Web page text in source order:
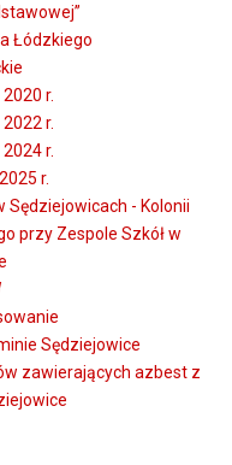
Łódzkiego
r.
r.
r.
r.
- Kolonii
przy Zespole Szkół w
Sędziejowice
zawierających azbest z